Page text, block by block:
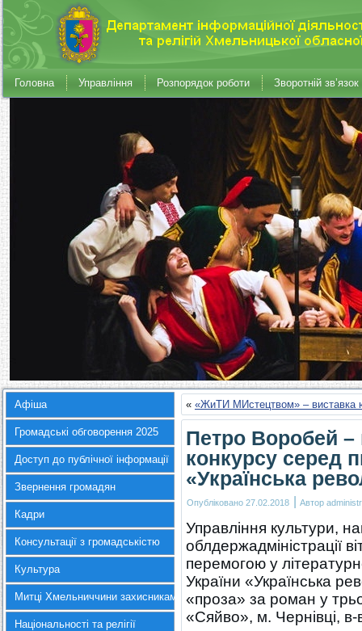
Головна Управління Розпорядок роботи Зворотній зв’язок
Афіша
Громадські обговорення 2025
Доступ до публічної інформації
Звернення громадян
Кадри
Консультації з громадськістю
Культура
Митці Хмельниччини захисникам України
Національності та релігії
« «ЖиТИ МИстецтвом» – виставка
Петро Воробей –
конкурсу серед
«Українська
Опубліковано 27.02.2018 | Автор
Управління культури,
облдержадміністрації
перемогою у
України «Українська
«проза» за роман у
«Сяйво», м. Чернівці,